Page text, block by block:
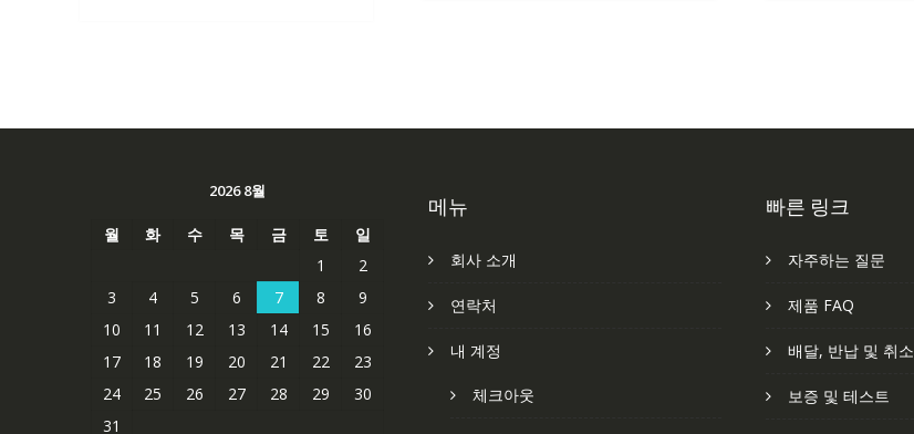
2026 8월
월 화 수 목 금 토
일
1
2
3
4 5 6 7 8
9
10
11 12 13 14 15
16
17
18 19 20 21 22
23
24
25 26 27 28 29
30
31
메뉴
회사 소개
연락처
내 계정
체크아웃
빠른 링크
자주하는 질문
제품 FAQ
배달, 반납 및 취소
보증 및 테스트